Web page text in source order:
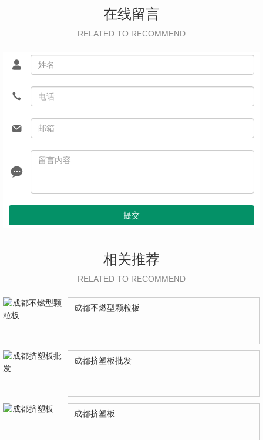
在线留言
RELATED TO RECOMMEND
提交
相关推荐
RELATED TO RECOMMEND
成都不燃型颗粒板
成都挤塑板批发
成都挤塑板